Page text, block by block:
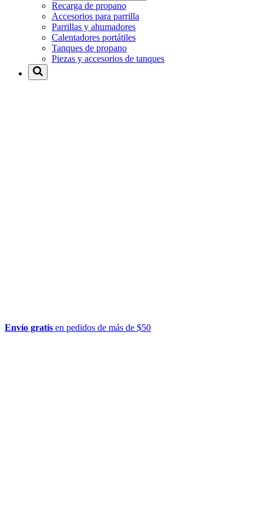
Recarga de propano
Accesorios para parrilla
Parrillas y ahumadores
Calentadores portátiles
Tanques de propano
Piezas y accesorios de tanques
Envío gratis en pedidos de más de $50